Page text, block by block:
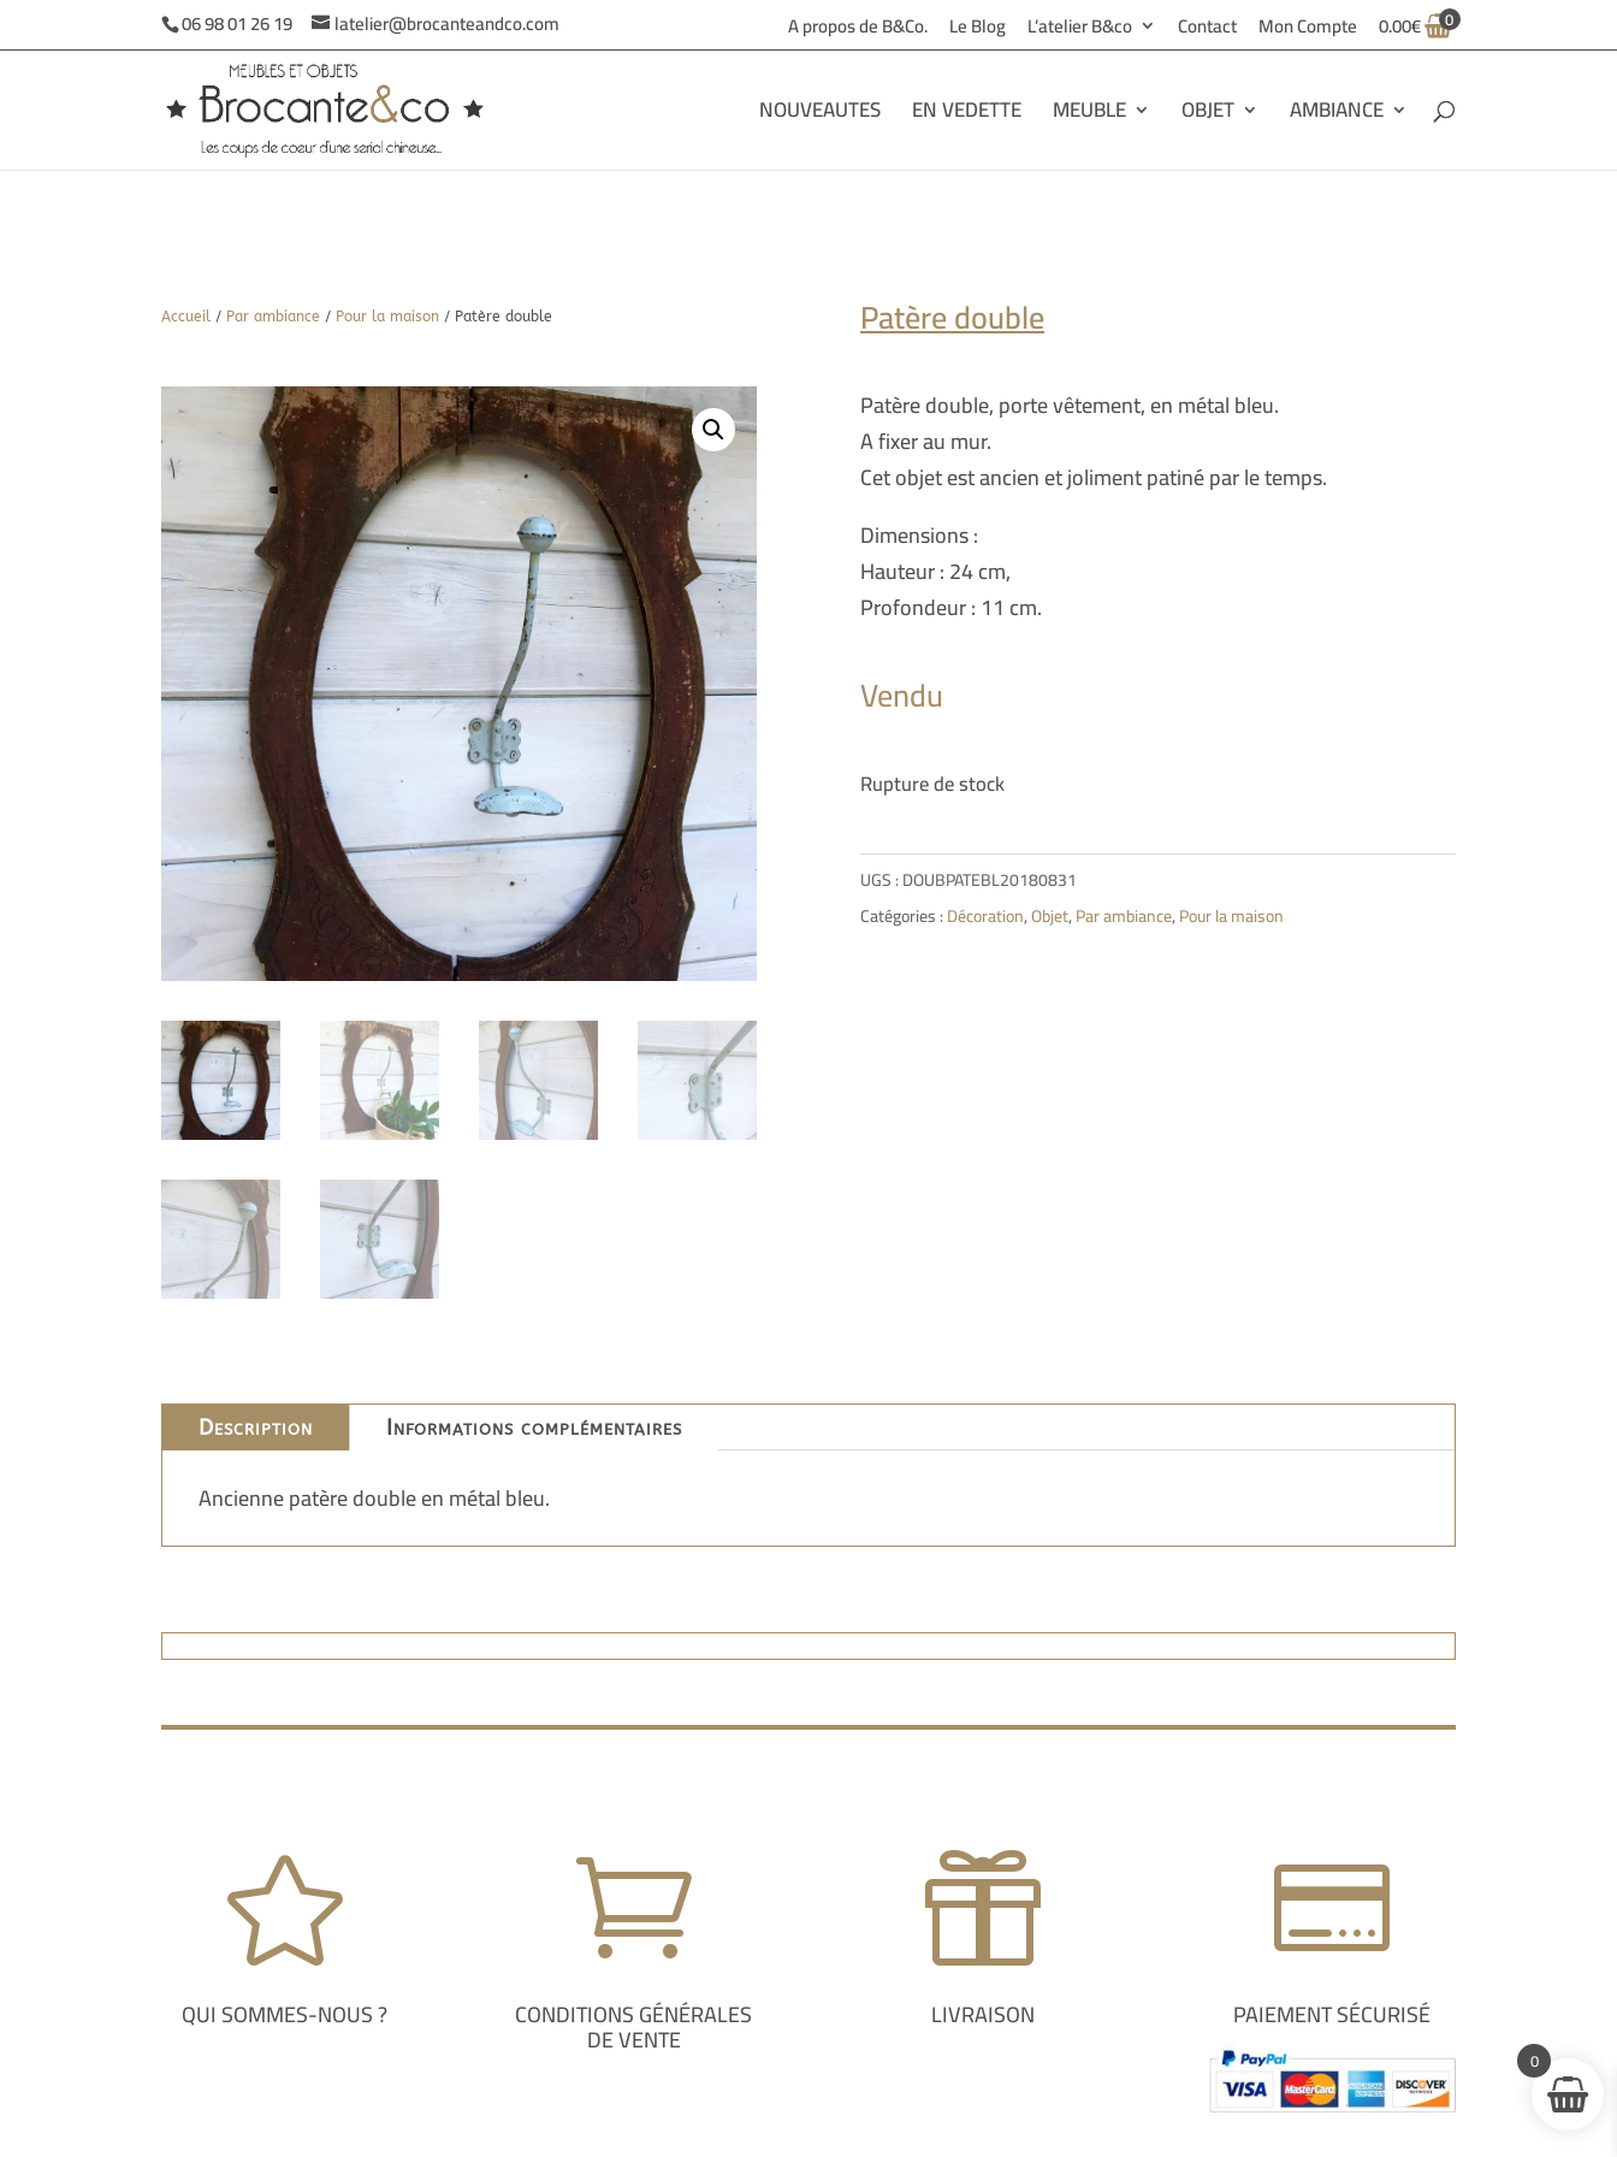
06 98 01 26 19 latelier@brocanteandco.com A propos de B&Co. Le Blog L’atelier B&co Contact Mon Compte 0.00€ 0
NOUVEAUTES EN VEDETTE MEUBLE OBJET AMBIANCE
Accueil / Par ambiance / Pour la maison / Patère double Patère double
Patère double, porte vêtement, en métal bleu.
A fixer au mur.
Cet objet est ancien et joliment patiné par le temps.
Dimensions :
Hauteur : 24 cm,
Profondeur : 11 cm.
Vendu
Rupture de stock
UGS :DOUBPATEBL20180831
Catégories :Décoration,Objet,Par ambiance,Pour la maison
Description Informations complémentaires
Ancienne patère double en métal bleu.

QUI SOMMES-NOUS ?

CONDITIONS GÉNÉRALES
DE VENTE

LIVRAISON

PAIEMENT SÉCURISÉ
0